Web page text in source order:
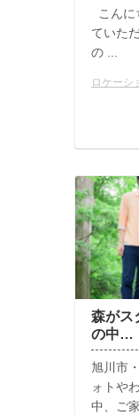
こんに
ていた
の ...
ロケーシ
森がス
の中…
旭川市
ォトや
中、ご家